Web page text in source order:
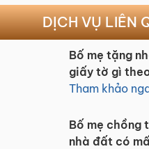
DỊCH VỤ LIÊN
Bố mẹ tặng
giấy tờ gì
Tham khảo
Bố mẹ chồng
nhà đất có